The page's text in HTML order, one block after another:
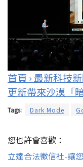
首頁 › 最新科技
更新帶來沙漠「
Tags: Dark Mode
您也許會喜歡：
立達合法徵信社-讓